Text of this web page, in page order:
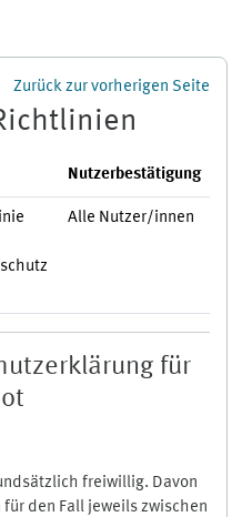
Zurück zur vorherigen Seite
Nutzerbestätigung
Alle Nutzer/innen
für
freiwillig. Davon
den Fall jeweils zwischen